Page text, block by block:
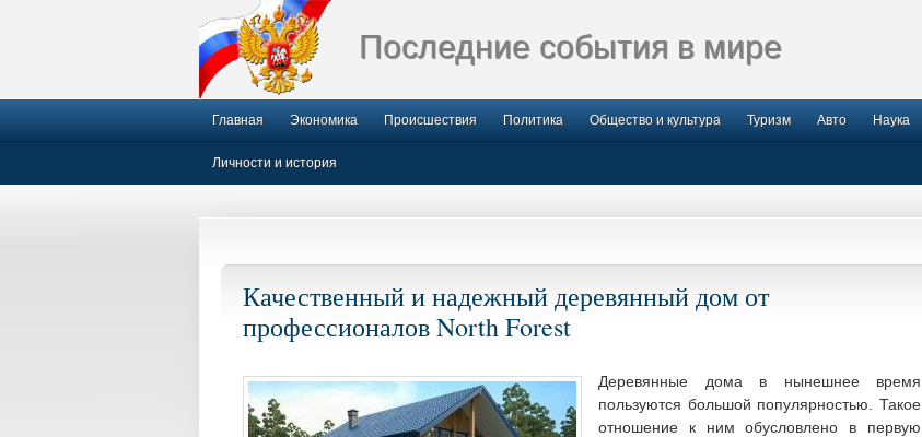
Последние события в мире
Главная Экономика Происшествия Политика Общество и культура Туризм Авто Наука
Личности и история
Качественный и надежный деревянный дом от
профессионалов North Forest
Деревянные дома в нынешнее время
пользуются большой популярностью. Такое
отношение к ним обусловлено в первую